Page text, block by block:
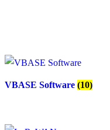
VBASE Software (10)